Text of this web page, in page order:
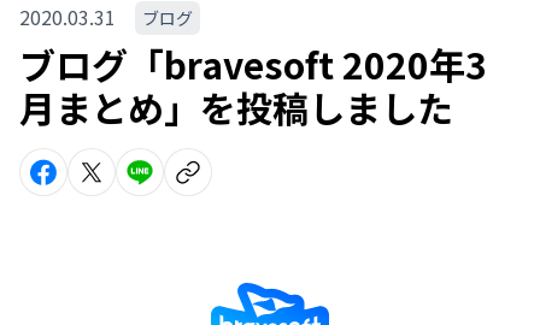
2020.03.31 ブログ
ブログ「bravesoft 2020年3
月まとめ」を投稿しました